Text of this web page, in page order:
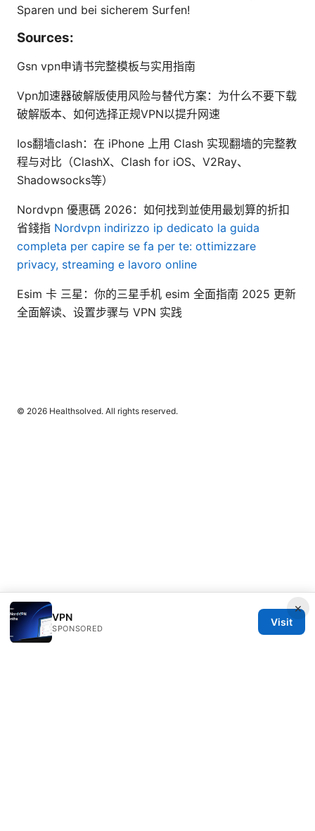
Sparen und bei sicherem Surfen!
Sources:
Gsn vpn申请书完整模板与实用指南
Vpn加速器破解版使用风险与替代方案：为什么不要下载
破解版本、如何选择正规VPN以提升网速
Ios翻墙clash：在 iPhone 上用 Clash 实现翻墙的完整教
程与对比（ClashX、Clash for iOS、V2Ray、
Shadowsocks等）
Nordvpn 優惠碼 2026：如何找到並使用最划算的折扣
省錢指 Nordvpn indirizzo ip dedicato la guida
completa per capire se fa per te: ottimizzare
privacy, streaming e lavoro online
Esim 卡 三星：你的三星手机 esim 全面指南 2025 更新
全面解读、设置步骤与 VPN 实践
×
VPN
SPONSORED
Visit
© 2026 Healthsolved. All rights reserved.